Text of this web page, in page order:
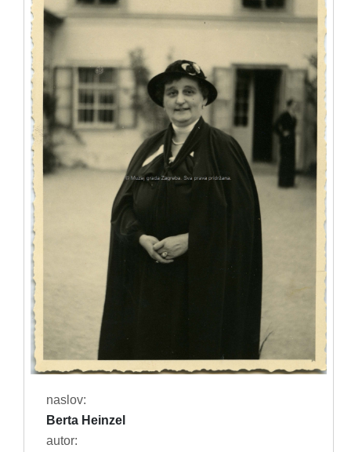
naslov:
Berta Heinzel
autor: